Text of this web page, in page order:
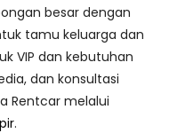
besar dengan
tamu keluarga dan
VIP dan kebutuhan
dan konsultasi
Rentcar melalui
.